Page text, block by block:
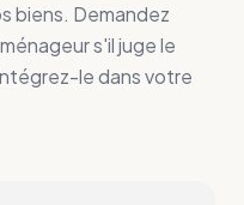
biens. Demandez
s'il juge le
le dans votre